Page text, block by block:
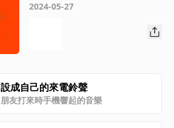
2024-05-27
設成自己的來電鈴聲
朋友打來時手機響起的音樂